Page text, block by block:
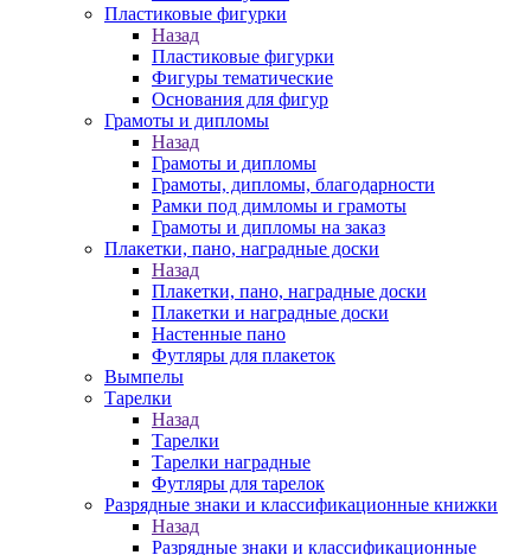
Пластиковые фигурки
Назад
Пластиковые фигурки
Фигуры тематические
Основания для фигур
Грамоты и дипломы
Назад
Грамоты и дипломы
Грамоты, дипломы, благодарности
Рамки под димломы и грамоты
Грамоты и дипломы на заказ
Плакетки, пано, наградные доски
Назад
Плакетки, пано, наградные доски
Плакетки и наградные доски
Настенные пано
Футляры для плакеток
Вымпелы
Тарелки
Назад
Тарелки
Тарелки наградные
Футляры для тарелок
Разрядные знаки и классификационные книжки
Назад
Разрядные знаки и классификационные